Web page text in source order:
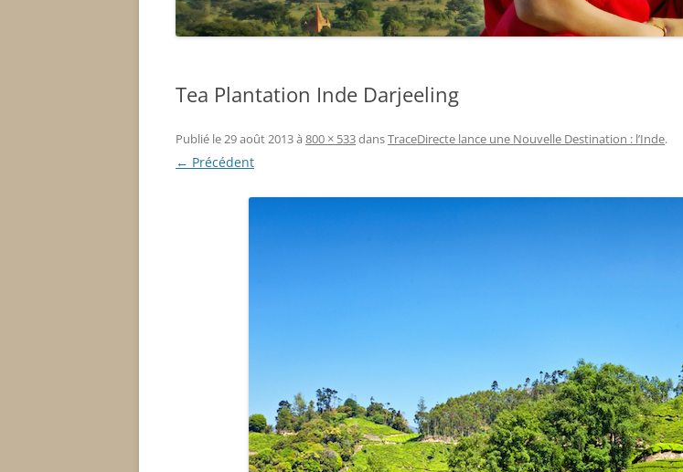
Tea Plantation Inde Darjeeling
Publié le29 août 2013à 800 × 533dansTraceDirecte lance une Nouvelle Destination : l’Inde.
← Précédent